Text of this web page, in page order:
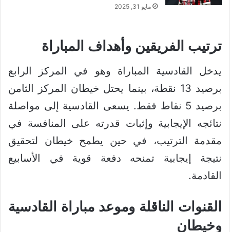
مايو 31, 2025
ترتيب الفريقين وأهداف المباراة
يدخل القادسية المباراة وهو في المركز الرابع
برصيد 13 نقطة، بينما يحتل خيطان المركز الثامن
برصيد 5 نقاط فقط. يسعى القادسية إلى مواصلة
نتائجه الإيجابية وإثبات قدرته على المنافسة في
مقدمة الترتيب، في حين يطمح خيطان لتحقيق
نتيجة إيجابية تمنحه دفعة قوية في الأسابيع
القادمة.
القنوات الناقلة وموعد مباراة القادسية
وخيطان